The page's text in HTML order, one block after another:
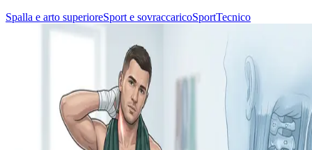
Spalla e arto superioreSport e sovraccaricoSportTecnico